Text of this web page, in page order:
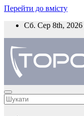
Перейти до вмісту
Сб. Сер 8th, 2026